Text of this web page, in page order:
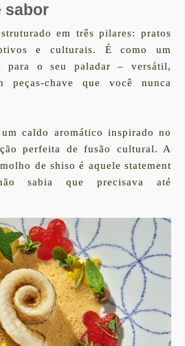
sabor
em três pilares: pratos
e culturais. É como um
para o seu paladar – versátil,
peças-chave que você nunca
caldo aromático inspirado no
perfeita de fusão cultural. A
de shiso é aquele statement
sabia que precisava até